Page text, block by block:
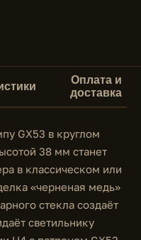
Оплата и
доставка
GX53 в круглом
38 мм станет
в классическом или
«черненая медь»
стекла создаёт
светильнику